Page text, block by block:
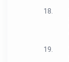
18.
19.